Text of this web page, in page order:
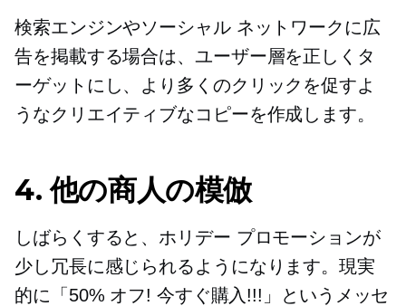
検索エンジンやソーシャル ネットワークに広
告を掲載する場合は、ユーザー層を正しくタ
ーゲットにし、より多くのクリックを促すよ
うなクリエイティブなコピーを作成します。
4. 他の商人の模倣
しばらくすると、ホリデー プロモーションが
少し冗長に感じられるようになります。現実
的に「50% オフ! 今すぐ購入!!!」というメッセ